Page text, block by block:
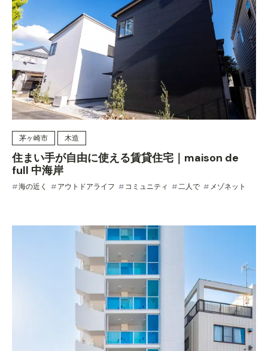
茅ヶ崎市 木造
住まい手が自由に使える賃貸住宅｜maison de
full 中海岸
海の近く アウトドアライフ コミュニティ 二人で メゾネット